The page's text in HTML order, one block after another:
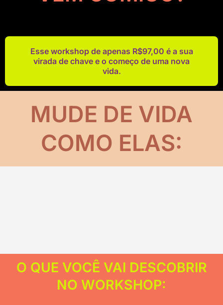
Esse workshop de apenas R$97,00 é a sua
virada de chave e o começo de uma nova
vida.
MUDE DE VIDA
COMO ELAS:
O QUE VOCÊ VAI DESCOBRIR
NO WORKSHOP: